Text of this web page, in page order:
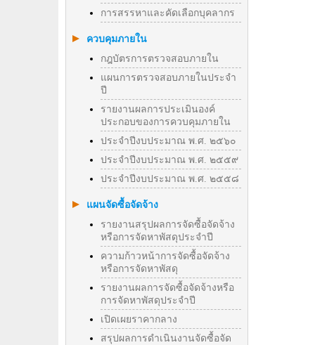
การสรรหาและคัดเลือกบุคลากร
ควบคุมภายใน
กฎบัตรการตรวจสอบภายใน
แผนการตรวจสอบภายในประจำ
ปี
รายงานผลการประเมินองค์
ประกอบของการควบคุมภายใน
ประจำปีงบประมาณ พ.ศ. ๒๕๖๐
ประจำปีงบประมาณ พ.ศ. ๒๕๕๙
ประจำปีงบประมาณ พ.ศ. ๒๕๕๘
แผนจัดซื้อจัดจ้าง
รายงานสรุปผลการจัดซื้อจัดจ้าง
หรือการจัดหาพัสดุประจำปี
ความก้าวหน้าการจัดซื้อจัดจ้าง
หรือการจัดหาพัสดุ
รายงานผลการจัดซื้อจัดจ้างหรือ
การจัดหาพัสดุประจําปี
เปิดเผยราคากลาง
สรุปผลการดำเนินงานจัดซื้อจัด